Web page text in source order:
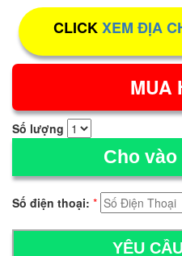
CLICKXEM ĐỊA
Số lượng
Cho
Số điện thoại: *